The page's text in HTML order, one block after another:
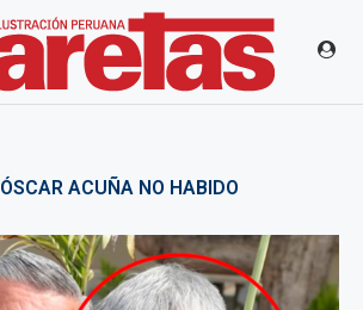
ÓSCAR ACUÑA NO HABIDO